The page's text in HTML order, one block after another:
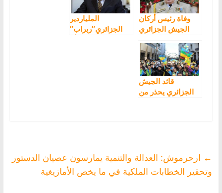
الحالي ضد الشعب
وفاة رئيس أركان
الجيش الجزائري
الملياردير
الجزائري”ربراب”
قائد الجيش
الجزائري يحذر من
← ارحرموش: العدالة والتنمية يمارسون عصيان الدستور
وتحقير الخطابات الملكية في ما يخص الأمازيغية